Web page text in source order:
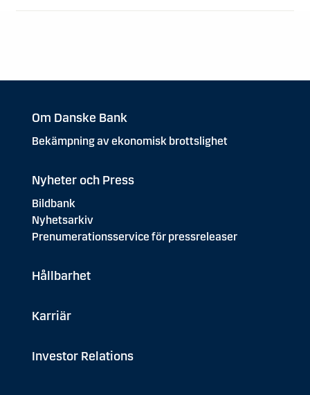
Om Danske Bank
Bekämpning av ekonomisk brottslighet
Nyheter och Press
Bildbank
Nyhetsarkiv
Prenumerationsservice för pressreleaser
Hållbarhet
Karriär
Investor Relations